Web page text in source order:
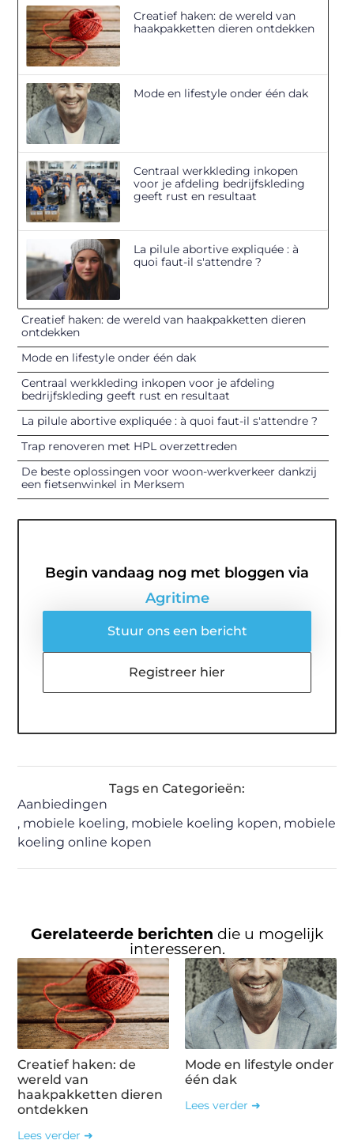
Creatief haken: de wereld van
haakpakketten dieren ontdekken
Mode en lifestyle onder één dak
Centraal werkkleding inkopen
voor je afdeling bedrijfskleding
geeft rust en resultaat
La pilule abortive expliquée : à
quoi faut-il s'attendre ?
Creatief haken: de wereld van haakpakketten dieren
ontdekken
Mode en lifestyle onder één dak
Centraal werkkleding inkopen voor je afdeling
bedrijfskleding geeft rust en resultaat
La pilule abortive expliquée : à quoi faut-il s'attendre ?
Trap renoveren met HPL overzettreden
De beste oplossingen voor woon-werkverkeer dankzij
een fietsenwinkel in Merksem
Begin vandaag nog met bloggen via
Agritime
Stuur ons een bericht
Registreer hier
Tags en Categorieën:
Aanbiedingen
, mobiele koeling, mobiele koeling kopen, mobiele
koeling online kopen
Gerelateerde berichten die u mogelijk
interesseren.
Creatief haken: de
wereld van
haakpakketten dieren
ontdekken
Lees verder ➜
Mode en lifestyle onder
één dak
Lees verder ➜